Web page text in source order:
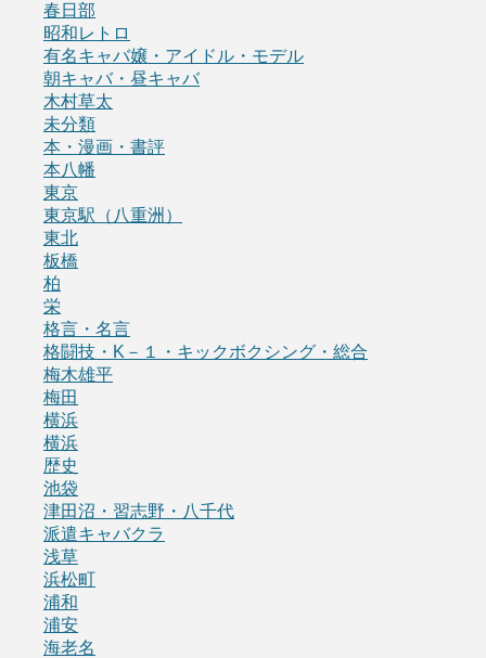
春日部
昭和レトロ
有名キャバ嬢・アイドル・モデル
朝キャバ・昼キャバ
木村草太
未分類
本・漫画・書評
本八幡
東京
東京駅（八重洲）
東北
板橋
柏
栄
格言・名言
格闘技・K－１・キックボクシング・総合
梅木雄平
梅田
横浜
横浜
歴史
池袋
津田沼・習志野・八千代
派遣キャバクラ
浅草
浜松町
浦和
浦安
海老名